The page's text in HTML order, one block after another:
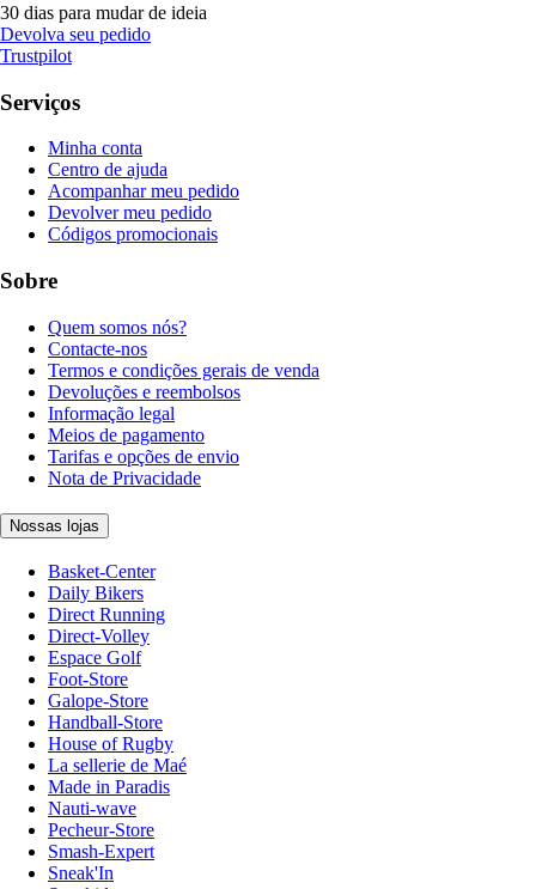
30 dias para mudar de ideia
Devolva seu pedido
Trustpilot
Serviços
Minha conta
Centro de ajuda
Acompanhar meu pedido
Devolver meu pedido
Códigos promocionais
Sobre
Quem somos nós?
Contacte-nos
Termos e condições gerais de venda
Devoluções e reembolsos
Informação legal
Meios de pagamento
Tarifas e opções de envio
Nota de Privacidade
Nossas lojas
Basket-Center
Daily Bikers
Direct Running
Direct-Volley
Espace Golf
Foot-Store
Galope-Store
Handball-Store
House of Rugby
La sellerie de Maé
Made in Paradis
Nauti-wave
Pecheur-Store
Smash-Expert
Sneak'In